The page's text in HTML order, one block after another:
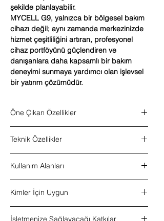
şekilde planlayabilir.
MYCELL G9, yalnızca bir bölgesel bakım
cihazı değil; aynı zamanda merkezinizde
hizmet çeşitliliğini artıran, profesyonel
cihaz portföyünü güçlendiren ve
danışanlara daha kapsamlı bir bakım
deneyimi sunmaya yardımcı olan işlevsel
bir yatırım çözümüdür.
Öne Çıkan Özellikler
Radyofrekanslı vakum başlığı
Zaman ayarlı kullanım sistemi
3 farklı başlık
5 farklı başlık aparatı
Profesyonel bölgesel bakım süreçlerine
uygun çok yönlü yapı
Teknik Özellikler
şekillendirme cihazı
Ana sistem:
Ek sistem:Radyofrekanslı vakum başlığı
Destek başlıklar:Pop-up başlık sistemi
Başlık sayısı:3 farklı başlık
Kullanım Alanları
Vücut şekillendirme odaklı profesyonel
Kimler İçin Uygun
İşletmenize Sağlayacağı Katkılar